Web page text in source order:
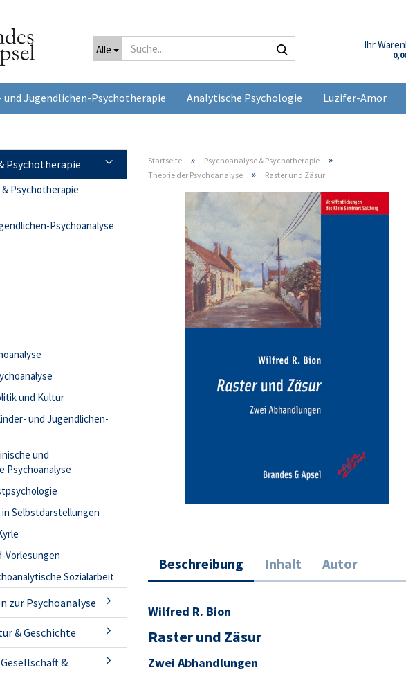
Alle Ihr
und Jugendlichen-Psychotherapie Analytische Psychologie Luzifer-Amor
Startseite » Psychoanalyse & Psychotherapie »
Theorie der Psychoanalyse » Raster und Zäsur
Beschreibung Inhalt Autor
Wilfred R. Bion
Raster und Zäsur
Zwei Abhandlungen
Psychotherapie
Psychotherapie
Psychoanalyse
und Kultur
und Jugendlichen-
und
Psychoanalyse
in Selbstdarstellungen
Vorlesungen
Sozialarbeit
zur Psychoanalyse
& Geschichte
&